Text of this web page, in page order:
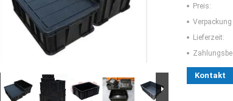
Preis:
Lieferzeit:
Kontakt